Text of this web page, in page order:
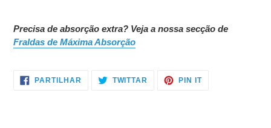
Precisa de absorção extra? Veja a nossa secção de
Fraldas de Máxima Absorção
PARTILHAR PARTILHE
NO
TWITTAR TWITTARPIN ITADICIONE